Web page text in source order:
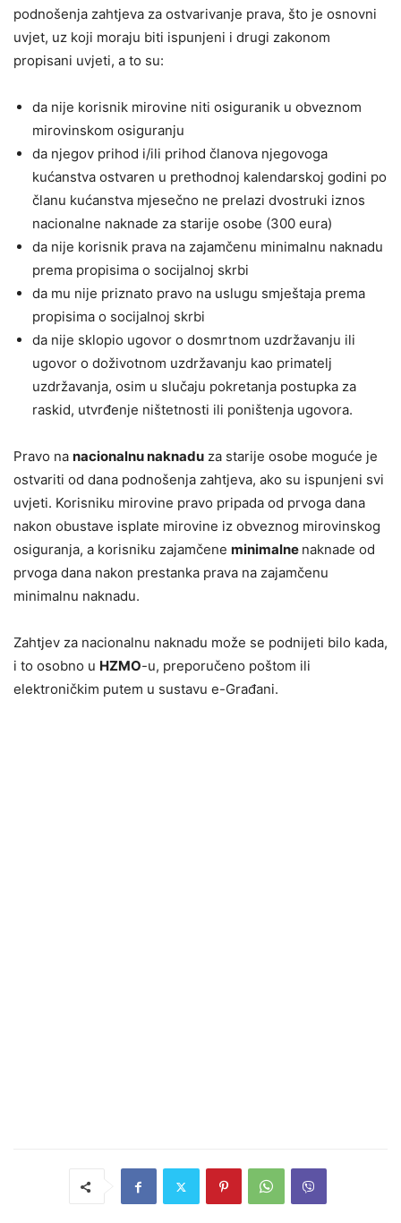
podnošenja zahtjeva za ostvarivanje prava, što je osnovni
uvjet, uz koji moraju biti ispunjeni i drugi zakonom
propisani uvjeti, a to su:
da nije korisnik mirovine niti osiguranik u obveznom
mirovinskom osiguranju
da njegov prihod i/ili prihod članova njegovoga
kućanstva ostvaren u prethodnoj kalendarskoj godini po
članu kućanstva mjesečno ne prelazi dvostruki iznos
nacionalne naknade za starije osobe (300 eura)
da nije korisnik prava na zajamčenu minimalnu naknadu
prema propisima o socijalnoj skrbi
da mu nije priznato pravo na uslugu smještaja prema
propisima o socijalnoj skrbi
da nije sklopio ugovor o dosmrtnom uzdržavanju ili
ugovor o doživotnom uzdržavanju kao primatelj
uzdržavanja, osim u slučaju pokretanja postupka za
raskid, utvrđenje ništetnosti ili poništenja ugovora.
Pravo na nacionalnu naknadu za starije osobe moguće je
ostvariti od dana podnošenja zahtjeva, ako su ispunjeni svi
uvjeti. Korisniku mirovine pravo pripada od prvoga dana
nakon obustave isplate mirovine iz obveznog mirovinskog
osiguranja, a korisniku zajamčene minimalne naknade od
prvoga dana nakon prestanka prava na zajamčenu
minimalnu naknadu.
Zahtjev za nacionalnu naknadu može se podnijeti bilo kada,
i to osobno u HZMO-u, preporučeno poštom ili
elektroničkim putem u sustavu e-Građani.